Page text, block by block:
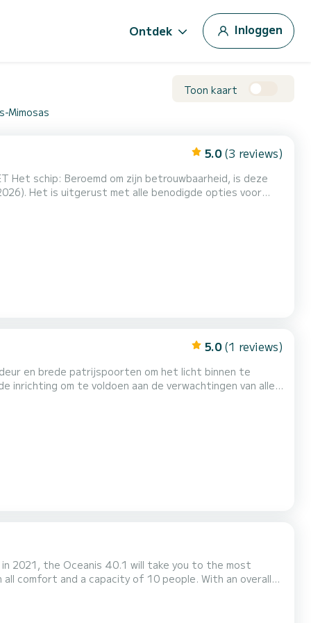
Ontdek Inloggen
Toon kaart
Mimosas
5.0 (3 reviews)
Het is uitgerust met alle benodigde opties voor
IRRIDIUM satelliettelefoon, EPIRB-noodbakens,
5.0 (1 reviews)
en brede patrijspoorten om het licht binnen te
inrichting om te voldoen aan de verwachtingen van alle
geslaagd en biedt een elegant, modern,
2021, the Oceanis 40.1 will take you to the most
on the water in the surroundings of Bormes-les-